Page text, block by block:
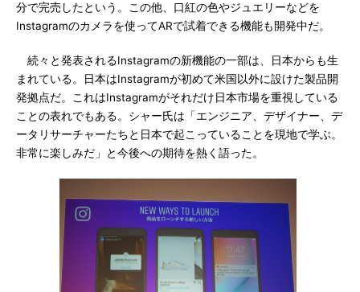
分で完売したという。この他、口紅の色やジュエリーなどを
Instagramのカメラを使ってARで試着できる機能も開発中だ。
続々と発表されるInstagramの新機能の一部は、日本からも生
まれている。日本はInstagramが初めて米国以外に設けた製品開
発拠点だ。これはInstagramがそれだけ日本市場を重視している
ことの表れでもある。シャー氏は「エンジニア、デザイナー、デ
ータリサーチャーたちと日本で起こっていることを現地で学ぶ。
非常に楽しみだ」と今後への期待を熱く語った。